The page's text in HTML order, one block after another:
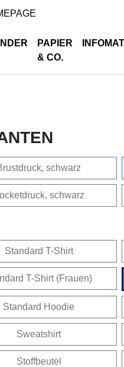
PAPIER
& CO.
schwarz
schwarz
Standard T-Shirt
T-Shirt (Frauen)
Standard Hoodie
Sweatshirt
Stoffbeutel